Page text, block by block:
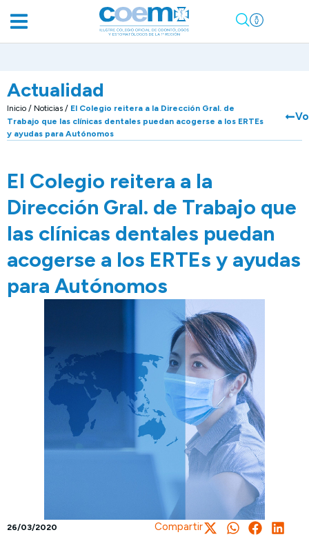
Actualidad
Inicio / Noticias / El Colegio reitera a la Dirección Gral. de
Trabajo que las clínicas dentales puedan acogerse a los ERTEs
y ayudas para Autónomos
El Colegio reitera a la
Dirección Gral. de Trabajo que
las clínicas dentales puedan
acogerse a los ERTEs y ayudas
para Autónomos
26/03/2020 Compartir